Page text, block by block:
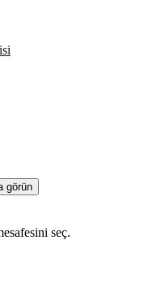
görün
seç.